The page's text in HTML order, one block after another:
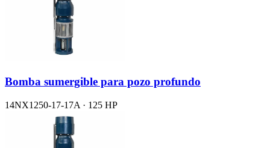
Bomba sumergible para pozo profundo
14NX1250-17-17A · 125 HP